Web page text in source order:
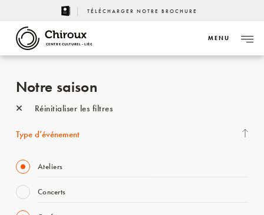
TÉLÉCHARGER NOTRE BROCHURE
CENTRE CULTUREL - LIÈGE
MENU
Notre saison
Réinitialiser les filtres
Type d’événement
Ateliers
Concerts